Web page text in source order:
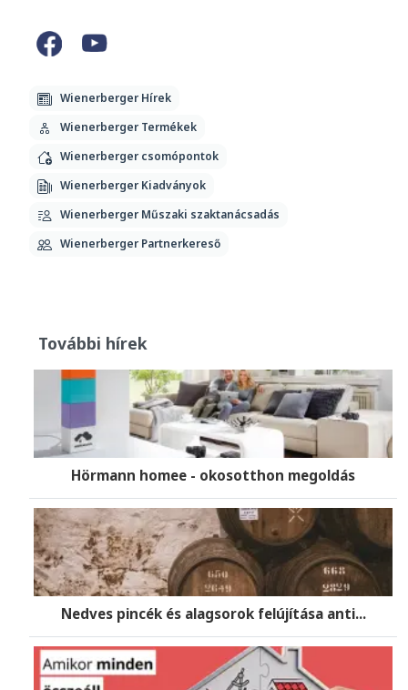
Wienerberger Hírek
Wienerberger Termékek
Wienerberger csomópontok
Wienerberger Kiadványok
Wienerberger Műszaki szaktanácsadás
Wienerberger Partnerkereső
További hírek
Hörmann homee - okosotthon megoldás
Nedves pincék és alagsorok felújítása anti...